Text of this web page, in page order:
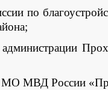
по
МВД России